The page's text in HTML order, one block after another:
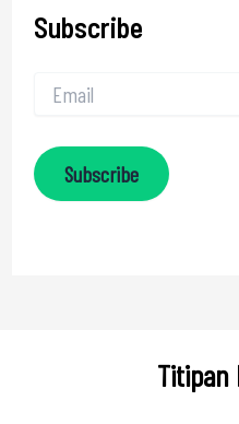
Subscribe
Subscribe
Titipan